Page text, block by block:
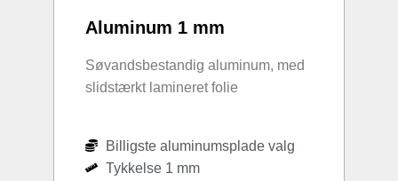
Aluminum 1 mm
Søvandsbestandig aluminum, med
slidstærkt lamineret folie
Billigste aluminumsplade valg
Tykkelse 1 mm